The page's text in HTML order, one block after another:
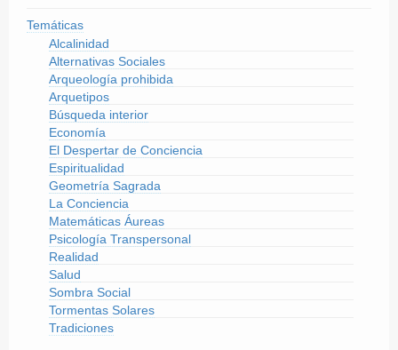
Temáticas
Alcalinidad
Alternativas Sociales
Arqueología prohibida
Arquetipos
Búsqueda interior
Economía
El Despertar de Conciencia
Espiritualidad
Geometría Sagrada
La Conciencia
Matemáticas Áureas
Psicología Transpersonal
Realidad
Salud
Sombra Social
Tormentas Solares
Tradiciones